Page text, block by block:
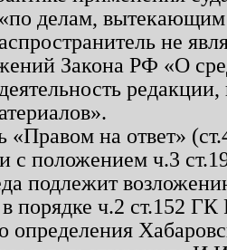
делам, вытекающим
не
Закона РФ «О
«Правом на ответ»
с положением ч.3
подлежит
порядке ч.2 ст.152
определения